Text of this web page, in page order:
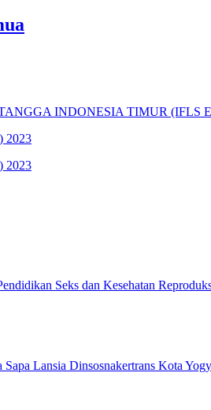
INDONESIA TIMUR (IFLS
2023
2023
Seks dan Kesehatan
Lansia Dinsosnakertrans Kota